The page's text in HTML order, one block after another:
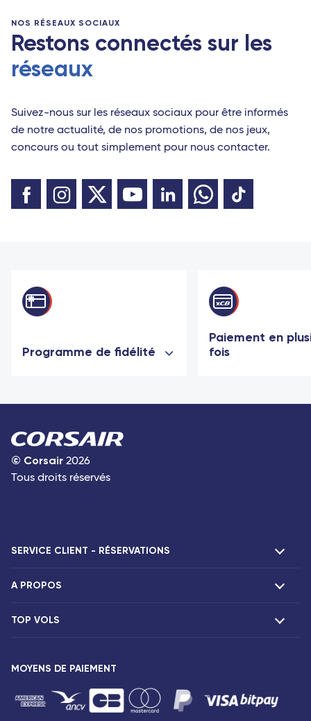
NOS RÉSEAUX SOCIAUX
Restons connectés sur les
réseaux
Suivez-nous sur les réseaux sociaux pour être informés
de notre actualité, de nos promotions, de nos jeux,
concours ou tout simplement pour nous contacter.
Programme de fidélité
Paiement en
fois
© Corsair 2026
Tous droits réservés
SERVICE CLIENT - RÉSERVATIONS
F.A.Q et contacts
Destinations
A PROPOS
Présentation
Espace presse
Conditions tarifaires
TOP VOLS
Vols Paris Saint-Denis
MOYENS DE PAIEMENT